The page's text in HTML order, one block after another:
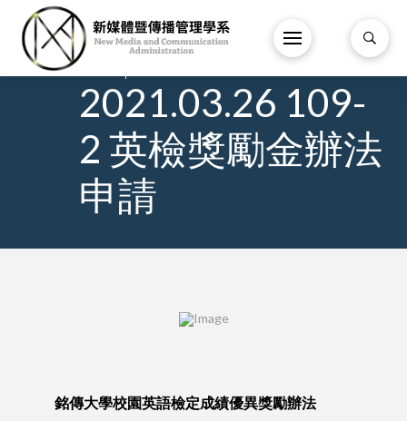
7 /
2021.03.26 109-
2 英檢獎勵金辦法
申請
銘傳大學校園英語檢定成績優異獎勵辦法